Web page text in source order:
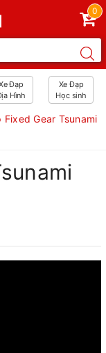
0
Đạp
Hình
Xe Đạp
Học sinh
Fixed Gear Tsunami